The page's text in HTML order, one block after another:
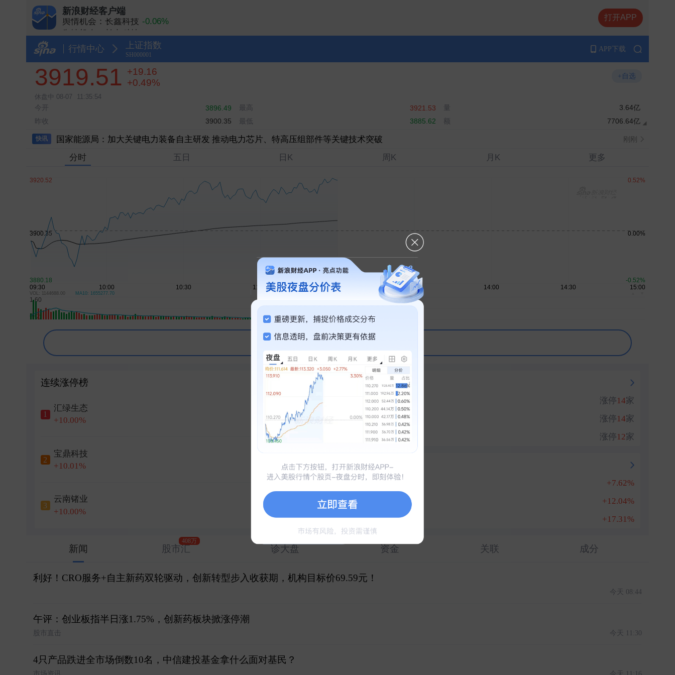
新浪财经客户端
舆情机会：长鑫科技
舆情机会：长电科技 +1.19%
舆情机会：中际旭创 +2.35%
舆情机会：云南锗业 +10.00%
舆情机会：兆易创新 +6.70%
打开APP
行情中心 上证指数
SH000001
APP下载
3919.51
+19.16
+0.49%
休盘中 08-07 11:35:54
今开 3896.49 最高 3921.53
3.64亿
昨收
3900.35 最低 3885.62 额 7706.64亿
+自选
快讯
刚刚
国家能源局：加大关键电力装备自主研发 推动电力芯片、特高压组部件等关键技术突破 刚刚
多家光伏龙头回应美国加征关税
刚刚
超30万亿元！今年前7月我国货物贸易进出口延续增长态势
光伏硅料八巨头签署倡议：不得低于成本价销售
特朗普再称对伊朗战争将很快结束 刚刚
特朗普宣布对多晶硅及其衍生产品加征关税
分时 五日 日K 周K 月K 更多
VOL: 1144688.00 MA10: 1655277.70
问一问芝麻AI 为你解读行情走势
连续涨停榜
1
汇绿生态
+10.00%
十天六板
2
宝鼎科技
+10.01%
3
云南锗业
+10.00%
六天四板
强势板块
PCB概念 涨停14家
2 生物医药 涨停14家
龙虎榜热门 涨停12家
冲刺涨停
1 深南电路 +7.62%
2 +12.04%
3 光智科技 +17.31%
新闻 股市汇
408万
诊大盘 资金 关联 成分
利好！CRO服务+自主新药双轮驱动，创新转型步入收获期，机构目标价69.59元！
今天 08:44
午评：创业板指半日涨1.75%，创新药板块掀涨停潮
股市直击 今天 11:30
4只产品跌进全市场倒数10名，中信建投基金拿什么面对基民？